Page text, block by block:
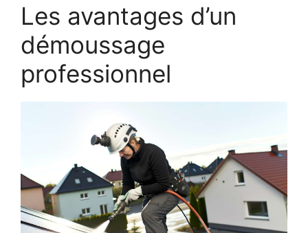
Les avantages d’un
démoussage
professionnel